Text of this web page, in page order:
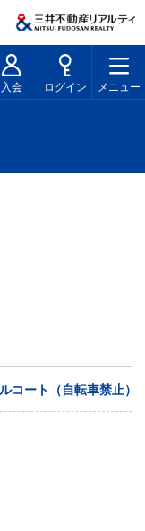
入会 ログイン メニュー
コート（自転車禁止）